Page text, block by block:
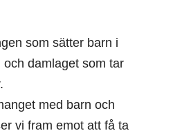
som sätter barn i
och damlaget som tar
med barn och
vi fram emot att få ta